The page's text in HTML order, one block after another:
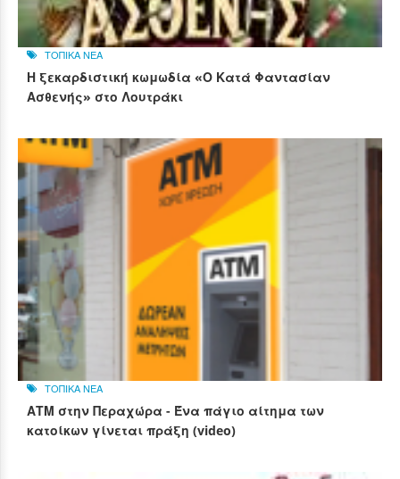
ΤΟΠΙΚΑ ΝΕΑ
Η ξεκαρδιστική κωμωδία «Ο Κατά Φαντασίαν
Ασθενής» στο Λουτράκι
ΤΟΠΙΚΑ ΝΕΑ
ΑΤΜ στην Περαχώρα - Ένα πάγιο αίτημα των
κατοίκων γίνεται πράξη (video)